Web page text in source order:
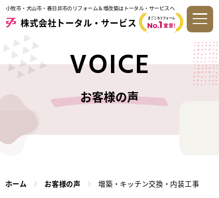
小牧市・犬山市・春日井市のリフォーム＆増改築はトータル・サービスへ
VOICE
お客様の声
ホーム お客様の声 増築・キッチン交換・内装工事